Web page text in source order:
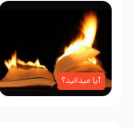
آیا میدانید؟